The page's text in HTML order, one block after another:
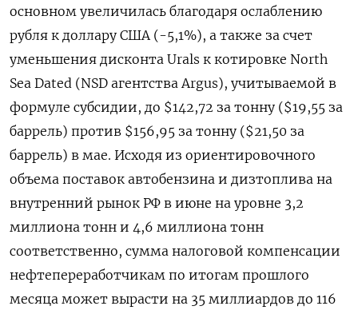
основном увеличилась благодаря ослаблению
рубля к доллару США (-5,1%), а также за счет
уменьшения дисконта Urals к котировке North
Sea Dated (NSD агентства Argus), учитываемой в
формуле субсидии, до $142,72 за тонну ($19,55 за
баррель) против $156,95 за тонну ($21,50 за
баррель) в мае. Исходя из ориентировочного
объема поставок автобензина и дизтоплива на
внутренний рынок РФ в июне на уровне 3,2
миллиона тонн и 4,6 миллиона тонн
соответственно, сумма налоговой компенсации
нефтепереработчикам по итогам прошлого
месяца может вырасти на 35 миллиардов до 116